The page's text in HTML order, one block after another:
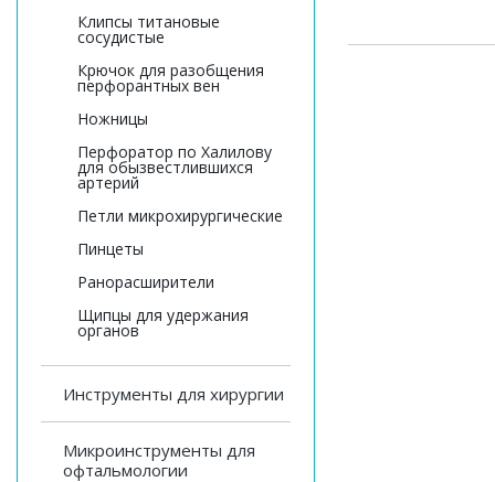
Клипсы титановые
сосудистые
Крючок для разобщения
перфорантных вен
Ножницы
Перфоратор по Халилову
для обызвестлившихся
артерий
Петли микрохирургические
Пинцеты
Ранорасширители
Щипцы для удержания
органов
Инструменты для хирургии
Микроинструменты для
офтальмологии